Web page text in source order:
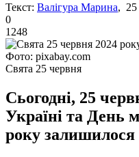
Текст: Валігура Марина, 25
0
1248
Фото: pixabay.com
Свята 25 червня
Сьогодні, 25
Україні та День
року залишилося